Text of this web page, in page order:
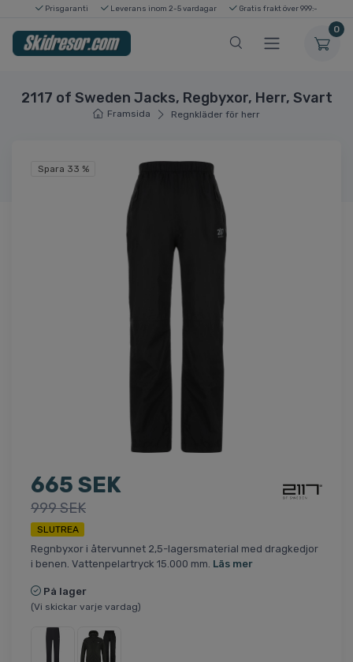
Prisgaranti Leverans inom 2-5 vardagar Gratis frakt över 999:-
0
2117 of Sweden Jacks, Regbyxor, Herr, Svart
Framsida Regnkläder för herr
Spara 33 %
665 SEK
999 SEK
SLUTREA
Regnbyxor i återvunnet 2,5-lagersmaterial med dragkedjor
i benen. Vattenpelartryck 15.000 mm. Läs mer
På lager
(Vi skickar varje vardag)